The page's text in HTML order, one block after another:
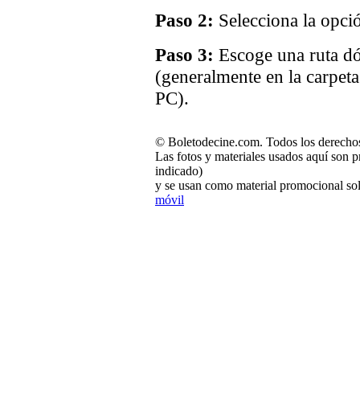
Paso 2: Selecciona la
Paso 3: Escoge una ruta
(generalmente en la
PC).
© Boletodecine.com. Todos los
Las fotos y materiales usados aquí son
indicado)
y se usan como material promocional
móvil